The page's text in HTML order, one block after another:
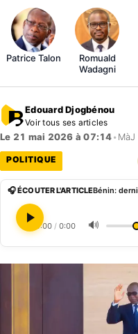
Patrice Talon
Romuald
Wadagni
Edouard Djogbénou
Voir tous ses articles
Le 21 mai 2026 à 07:14•
POLITIQUE
🎧 ÉCOUTER L'ARTICLE
0:00 / 0:00 🔊